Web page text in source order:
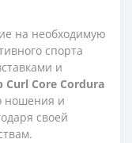
на необходимую
спорта
и
Curl Core Cordura
ношения и
своей